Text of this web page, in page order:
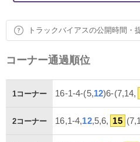
トラックバイアスの公開時間・
コーナー通過順位
1コーナー 16-1-4-(5,12)6-(7,14,
2コーナー 16,1-4,12,5,6, 15